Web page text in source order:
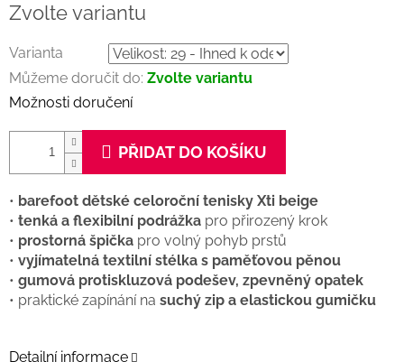
cena:
Zvolte variantu
Varianta
Můžeme doručit do: Zvolte variantu
Možnosti doručení
PŘIDAT DO KOŠÍKU
• barefoot dětské celoroční tenisky Xti beige
• tenká a flexibilní podrážka pro přirozený krok
• prostorná špička pro volný pohyb prstů
• vyjímatelná textilní stélka s paměťovou pěnou
• gumová protiskluzová podešev, zpevněný opatek
• praktické zapínání na suchý zip a elastickou gumičku
Detailní informace